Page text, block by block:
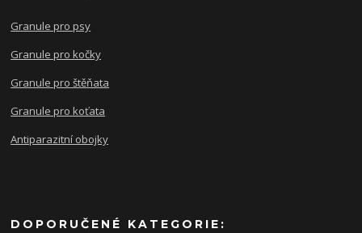
Granule pro psy
Granule pro kočky
Granule pro štěňata
Granule pro koťata
Antiparazitní obojky
DOPORUČENÉ KATEGORIE: